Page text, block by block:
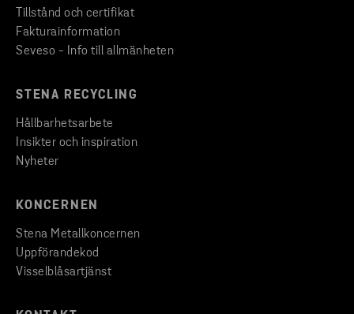
Tillstånd och certifikat
Fakturainformation
Seveso - Info till allmänheten
STENA RECYCLING
Hållbarhetsarbete
Insikter och inspiration
Nyheter
KONCERNEN
Stena Metallkoncernen
Uppförandekod
Visselblåsartjänst